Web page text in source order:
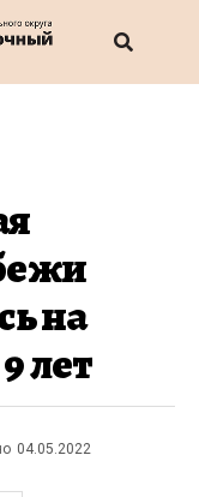
на
лет
04.05.2022